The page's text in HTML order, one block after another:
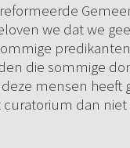
we dat we
die sommige
mensen heeft
dan